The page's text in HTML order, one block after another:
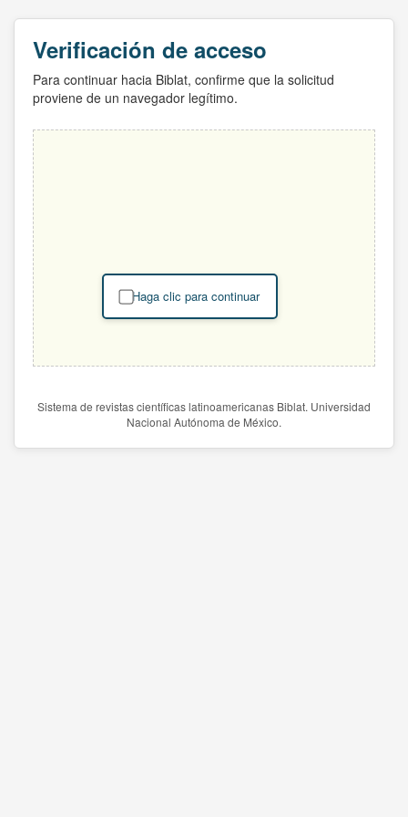
Verificación de acceso
Para continuar hacia Biblat, confirme que la solicitud
proviene de un navegador legítimo.
Haga clic para continuar
Sistema de revistas científicas latinoamericanas Biblat. Universidad
Nacional Autónoma de México.